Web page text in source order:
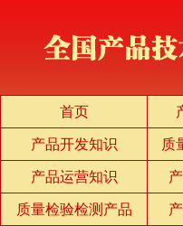
首页
产品开发知识 质
产品运营知识
质量检验检测产品